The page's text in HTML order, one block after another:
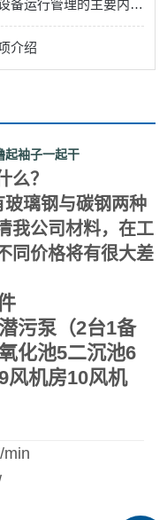
地埋地式污水处理装置污水处理设备运行管理的主要内容有哪些
介绍
起袖子一起干
么？
璃钢与碳钢两种
我公司材料，在工
同价格将有很大差
污泵（2台1备
化池5二沉池6
风机房10风机
min